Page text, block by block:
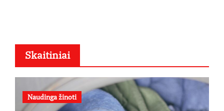
Skaitiniai
Naudinga žinoti